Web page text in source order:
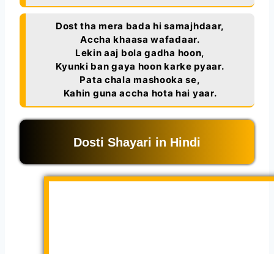
Dost tha mera bada hi samajhdaar,
Accha khaasa wafadaar.
Lekin aaj bola gadha hoon,
Kyunki ban gaya hoon karke pyaar.
Pata chala mashooka se,
Kahin guna accha hota hai yaar.
Dosti Shayari in Hindi